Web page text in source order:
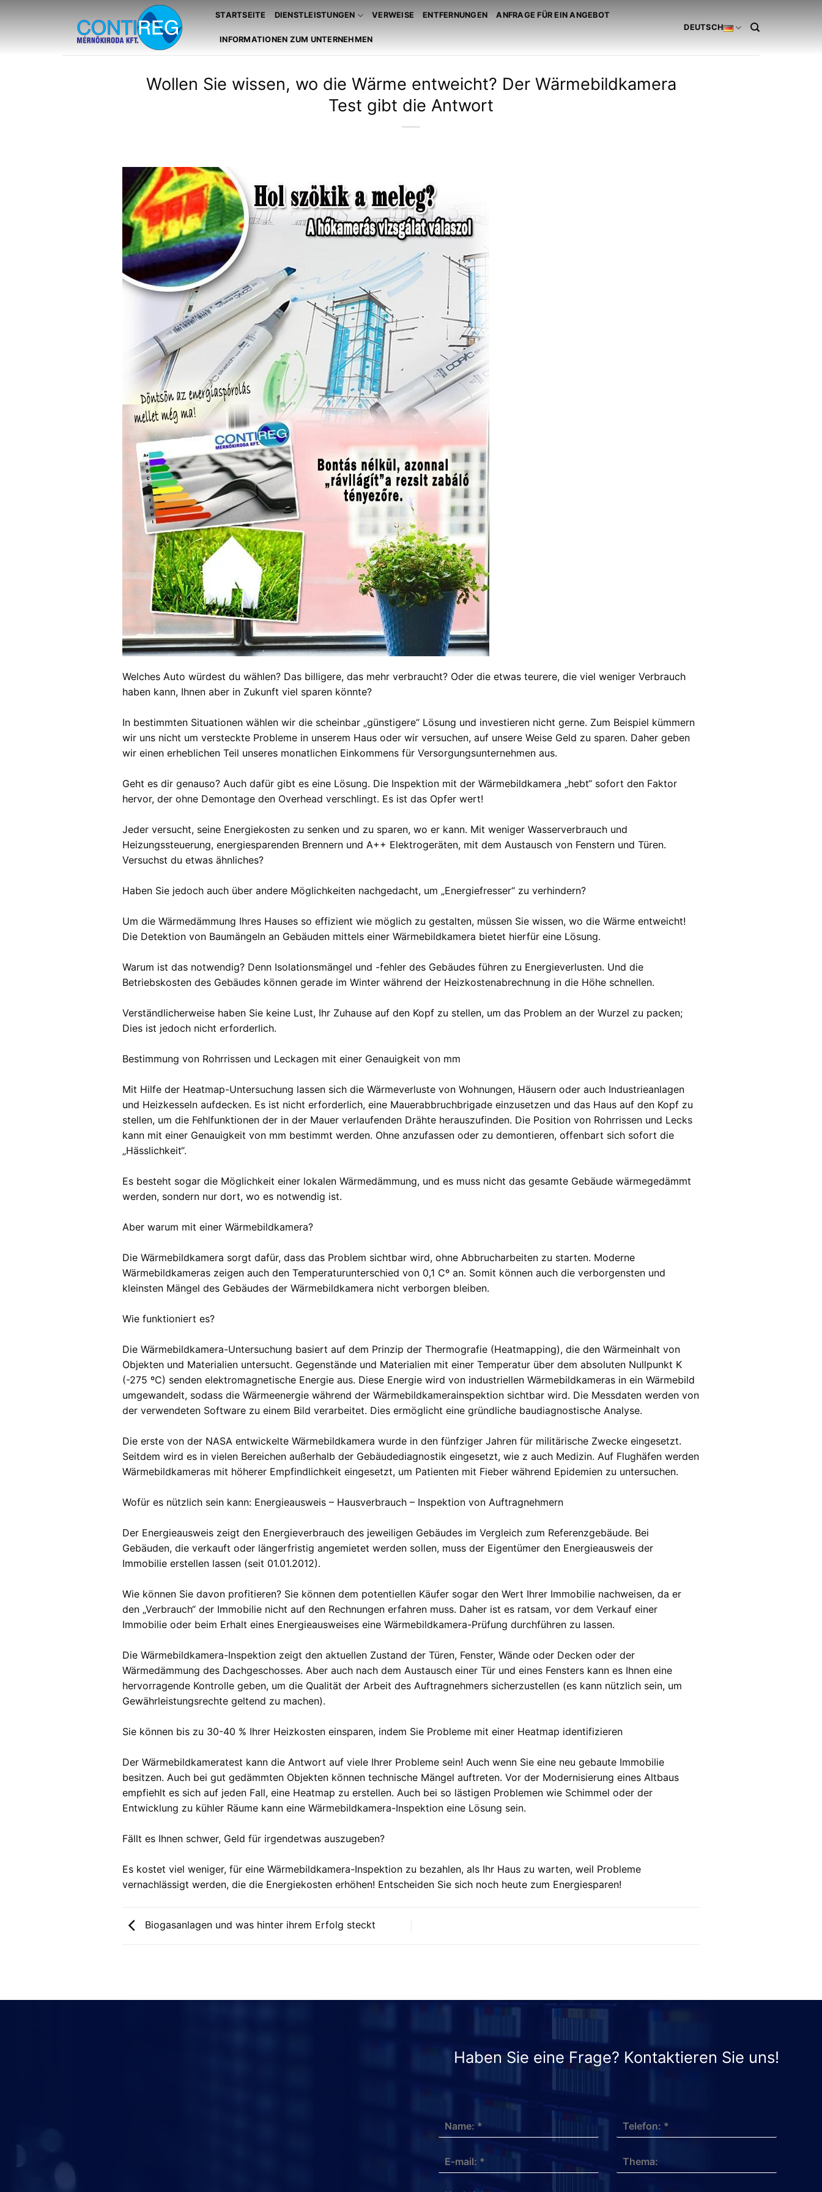
STARTSEITE DIENSTLEISTUNGEN VERWEISE ENTFERNUNGEN ANFRAGE FÜR EIN ANGEBOT
INFORMATIONEN ZUM UNTERNEHMEN
DEUTSCH
Wollen Sie wissen, wo die Wärme entweicht? Der Wärmebildkamera
Test gibt die Antwort
Welches Auto würdest du wählen? Das billigere, das mehr verbraucht? Oder die etwas teurere, die viel weniger Verbrauch
haben kann, Ihnen aber in Zukunft viel sparen könnte?
In bestimmten Situationen wählen wir die scheinbar „günstigere“ Lösung und investieren nicht gerne. Zum Beispiel kümmern
wir uns nicht um versteckte Probleme in unserem Haus oder wir versuchen, auf unsere Weise Geld zu sparen. Daher geben
wir einen erheblichen Teil unseres monatlichen Einkommens für Versorgungsunternehmen aus.
Geht es dir genauso? Auch dafür gibt es eine Lösung. Die Inspektion mit der Wärmebildkamera „hebt“ sofort den Faktor
hervor, der ohne Demontage den Overhead verschlingt. Es ist das Opfer wert!
Jeder versucht, seine Energiekosten zu senken und zu sparen, wo er kann. Mit weniger Wasserverbrauch und
Heizungssteuerung, energiesparenden Brennern und A++ Elektrogeräten, mit dem Austausch von Fenstern und Türen.
Versuchst du etwas ähnliches?
Haben Sie jedoch auch über andere Möglichkeiten nachgedacht, um „Energiefresser“ zu verhindern?
Um die Wärmedämmung Ihres Hauses so effizient wie möglich zu gestalten, müssen Sie wissen, wo die Wärme entweicht!
Die Detektion von Baumängeln an Gebäuden mittels einer Wärmebildkamera bietet hierfür eine Lösung.
Warum ist das notwendig? Denn Isolationsmängel und -fehler des Gebäudes führen zu Energieverlusten. Und die
Betriebskosten des Gebäudes können gerade im Winter während der Heizkostenabrechnung in die Höhe schnellen.
Verständlicherweise haben Sie keine Lust, Ihr Zuhause auf den Kopf zu stellen, um das Problem an der Wurzel zu packen;
Dies ist jedoch nicht erforderlich.
Bestimmung von Rohrrissen und Leckagen mit einer Genauigkeit von mm
Mit Hilfe der Heatmap-Untersuchung lassen sich die Wärmeverluste von Wohnungen, Häusern oder auch Industrieanlagen
und Heizkesseln aufdecken. Es ist nicht erforderlich, eine Mauerabbruchbrigade einzusetzen und das Haus auf den Kopf zu
stellen, um die Fehlfunktionen der in der Mauer verlaufenden Drähte herauszufinden. Die Position von Rohrrissen und Lecks
kann mit einer Genauigkeit von mm bestimmt werden. Ohne anzufassen oder zu demontieren, offenbart sich sofort die
„Hässlichkeit“.
Es besteht sogar die Möglichkeit einer lokalen Wärmedämmung, und es muss nicht das gesamte Gebäude wärmegedämmt
werden, sondern nur dort, wo es notwendig ist.
Aber warum mit einer Wärmebildkamera?
Die Wärmebildkamera sorgt dafür, dass das Problem sichtbar wird, ohne Abbrucharbeiten zu starten. Moderne
Wärmebildkameras zeigen auch den Temperaturunterschied von 0,1 Cº an. Somit können auch die verborgensten und
kleinsten Mängel des Gebäudes der Wärmebildkamera nicht verborgen bleiben.
Wie funktioniert es?
Die Wärmebildkamera-Untersuchung basiert auf dem Prinzip der Thermografie (Heatmapping), die den Wärmeinhalt von
Objekten und Materialien untersucht. Gegenstände und Materialien mit einer Temperatur über dem absoluten Nullpunkt K
(-275 ºC) senden elektromagnetische Energie aus. Diese Energie wird von industriellen Wärmebildkameras in ein Wärmebild
umgewandelt, sodass die Wärmeenergie während der Wärmebildkamerainspektion sichtbar wird. Die Messdaten werden von
der verwendeten Software zu einem Bild verarbeitet. Dies ermöglicht eine gründliche baudiagnostische Analyse.
Die erste von der NASA entwickelte Wärmebildkamera wurde in den fünfziger Jahren für militärische Zwecke eingesetzt.
Seitdem wird es in vielen Bereichen außerhalb der Gebäudediagnostik eingesetzt, wie z auch Medizin. Auf Flughäfen werden
Wärmebildkameras mit höherer Empfindlichkeit eingesetzt, um Patienten mit Fieber während Epidemien zu untersuchen.
Wofür es nützlich sein kann: Energieausweis – Hausverbrauch – Inspektion von Auftragnehmern
Der Energieausweis zeigt den Energieverbrauch des jeweiligen Gebäudes im Vergleich zum Referenzgebäude. Bei
Gebäuden, die verkauft oder längerfristig angemietet werden sollen, muss der Eigentümer den Energieausweis der
Immobilie erstellen lassen (seit 01.01.2012).
Wie können Sie davon profitieren? Sie können dem potentiellen Käufer sogar den Wert Ihrer Immobilie nachweisen, da er
den „Verbrauch“ der Immobilie nicht auf den Rechnungen erfahren muss. Daher ist es ratsam, vor dem Verkauf einer
Immobilie oder beim Erhalt eines Energieausweises eine Wärmebildkamera-Prüfung durchführen zu lassen.
Die Wärmebildkamera-Inspektion zeigt den aktuellen Zustand der Türen, Fenster, Wände oder Decken oder der
Wärmedämmung des Dachgeschosses. Aber auch nach dem Austausch einer Tür und eines Fensters kann es Ihnen eine
hervorragende Kontrolle geben, um die Qualität der Arbeit des Auftragnehmers sicherzustellen (es kann nützlich sein, um
Gewährleistungsrechte geltend zu machen).
Sie können bis zu 30-40 % Ihrer Heizkosten einsparen, indem Sie Probleme mit einer Heatmap identifizieren
Der Wärmebildkameratest kann die Antwort auf viele Ihrer Probleme sein! Auch wenn Sie eine neu gebaute Immobilie
besitzen. Auch bei gut gedämmten Objekten können technische Mängel auftreten. Vor der Modernisierung eines Altbaus
empfiehlt es sich auf jeden Fall, eine Heatmap zu erstellen. Auch bei so lästigen Problemen wie Schimmel oder der
Entwicklung zu kühler Räume kann eine Wärmebildkamera-Inspektion eine Lösung sein.
Fällt es Ihnen schwer, Geld für irgendetwas auszugeben?
Es kostet viel weniger, für eine Wärmebildkamera-Inspektion zu bezahlen, als Ihr Haus zu warten, weil Probleme
vernachlässigt werden, die die Energiekosten erhöhen! Entscheiden Sie sich noch heute zum Energiesparen!
Biogasanlagen und was hinter ihrem Erfolg steckt
Haben Sie eine Frage? Kontaktieren Sie uns!